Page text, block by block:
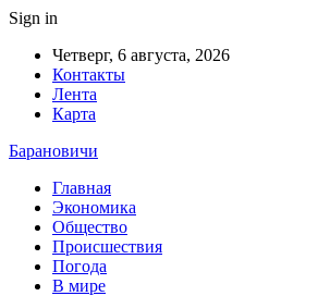
Sign in
Четверг, 6 августа, 2026
Контакты
Лента
Карта
Барановичи
Главная
Экономика
Общество
Происшествия
Погода
В мире